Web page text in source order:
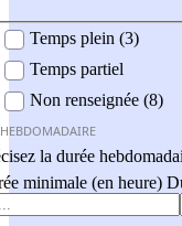
Temps plein (3)
Temps partiel
Non renseignée (8)
la durée
minimale (en heure)